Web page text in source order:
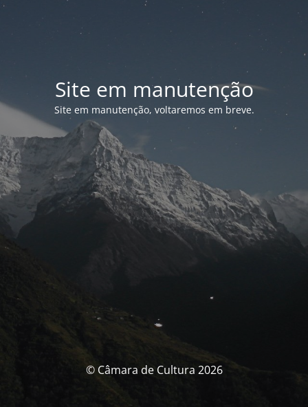
Site em manutenção
Site em manutenção, voltaremos em breve.
© Câmara de Cultura 2026